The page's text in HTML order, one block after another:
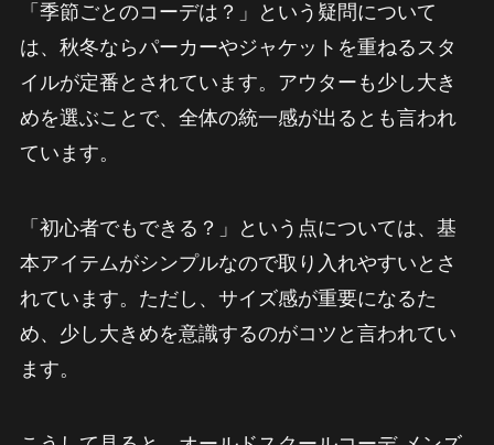
「季節ごとのコーデは？」という疑問について
は、秋冬ならパーカーやジャケットを重ねるスタ
イルが定番とされています。アウターも少し大き
めを選ぶことで、全体の統一感が出るとも言われ
ています。
「初心者でもできる？」という点については、基
本アイテムがシンプルなので取り入れやすいとさ
れています。ただし、サイズ感が重要になるた
め、少し大きめを意識するのがコツと言われてい
ます。